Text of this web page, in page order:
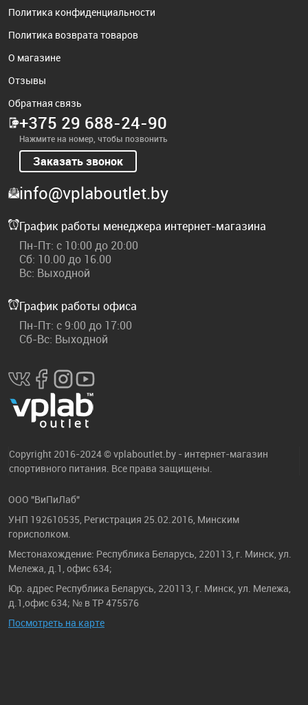
Политика конфиденциальности
Политика возврата товаров
О магазине
Отзывы
Обратная связь
+375 29 688-24-90
Нажмите на номер, чтобы позвонить
Заказать звонок
info@vplaboutlet.by
График работы менеджера интернет-магазина
Пн-Пт: с 10:00 до 20:00
Сб: 10.00 до 16.00
Вс: Выходной
График работы офиса
Пн-Пт: с 9:00 до 17:00
Сб-Вс: Выходной
Copyright 2016-2024 © vplaboutlet.by - интернет-магазин
спортивного питания. Все права защищены.
ООО "ВиПиЛаб"
УНП 192610535, Регистрация 25.02.2016, Минским
горисполком.
Местонахождение: Республика Беларусь, 220113, г. Минск, ул.
Мележа, д.1, офис 634;
Юр. адрес Республика Беларусь, 220113, г. Минск, ул. Мележа,
д.1,офис 634; № в ТР 475576
Посмотреть на карте